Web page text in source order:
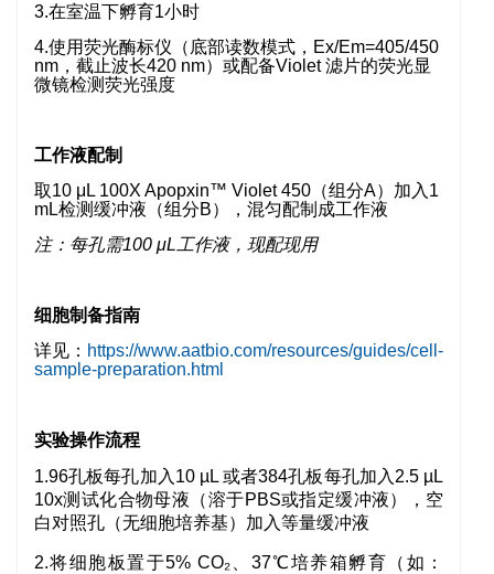
3.在室温下孵育1小时
4.使用荧光酶标仪（底部读数模式，Ex/Em=405/450
nm，截止波长420 nm）或配备Violet 滤片的荧光显
微镜检测荧光强度
工作液配制
取10 μL 100X Apopxin™ Violet 450（组分A）加入1
mL检测缓冲液（组分B），混匀配制成工作液
注：每孔需100 μL工作液，现配现用
细胞制备指南
详见： https://www.aatbio.com/resources/guides/cell-
sample-preparation.html
实验操作流程
1.96孔板每孔加入10 µL 或者384孔板每孔加入2.5 µL
10x测试化合物母液（溶于PBS或指定缓冲液），空
白对照孔（无细胞培养基）加入等量缓冲液
2.将细胞板置于5% CO₂、37℃培养箱孵育（如：